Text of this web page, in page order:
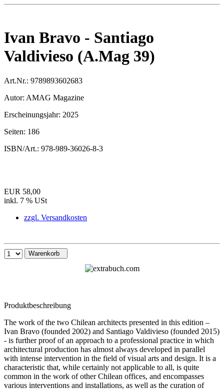
Ivan Bravo - Santiago
Valdivieso (A.Mag 39)
Art.Nr.: 9789893602683
Autor: AMAG Magazine
Erscheinungsjahr: 2025
Seiten: 186
ISBN/Art.: 978-989-36026-8-3
EUR 58,00
inkl. 7 % USt
zzgl. Versandkosten
Warenkorb
Produktbeschreibung
The work of the two Chilean architects presented in this edition –
Ivan Bravo (founded 2002) and Santiago Valdivieso (founded 2015)
- is further proof of an approach to a professional practice in which
architectural production has almost always developed in parallel
with intense intervention in the field of visual arts and design. It is a
characteristic that, while certainly not applicable to all, is quite
common in the work of other Chilean offices, and encompasses
various interventions and installations, as well as the curation of